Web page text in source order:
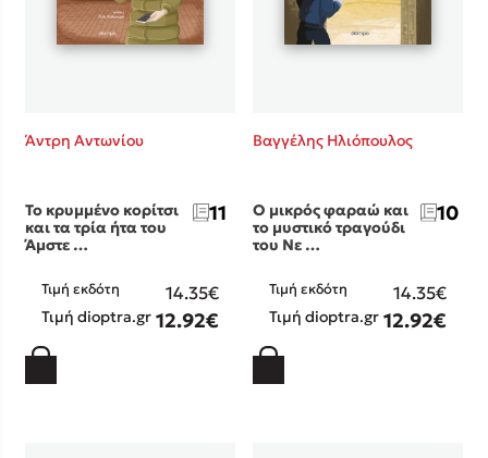
Κώστας Κρομμύδας
Ιωάννης Γλωσσόπουλος
Άντρη Αντωνίου
Το κρυμμένο κορίτσι
και τα τρία ήτα του
Άμστε …
11
Τιμή εκδότη 14.35€
Τιμή dioptra.gr 12.92€
Βαγγέλης Ηλιόπουλος
Ο μικρός φαραώ και
το μυστικό τραγούδι
του Νε …
10
Τιμή εκδότη 14.35€
Τιμή dioptra.gr 12.92€